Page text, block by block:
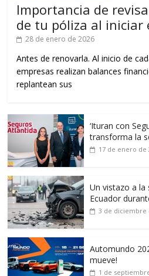
Importancia de
de tu póliza al iniciar
28 de enero de 2026
Antes de renovarla. Al inicio de
empresas realizan balances
replantean sus
‘Ituran con
transforma la
17 de enero de
Un vistazo a la
Ecuador
3 de diciembre
Automundo
mueve!
1 de